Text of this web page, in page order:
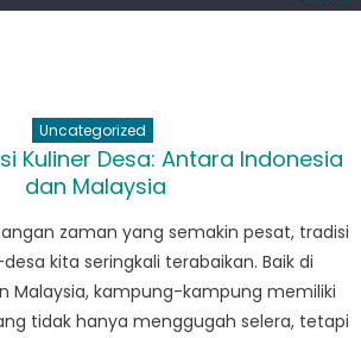
Uncategorized
Kuliner Desa: Antara Indonesia
dan Malaysia
zaman yang semakin pesat, tradisi
kita seringkali terabaikan. Baik di
Malaysia, kampung-kampung memiliki
tidak hanya menggugah selera, tetapi